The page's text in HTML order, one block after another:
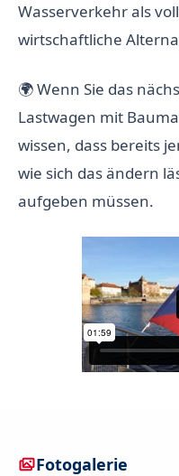
Wasserverkehr als
wirtschaftliche
🌍 Wenn Sie das
Lastwagen mit
wissen, dass bereits
wie sich das ändern
aufgeben müssen.
Fotogalerie